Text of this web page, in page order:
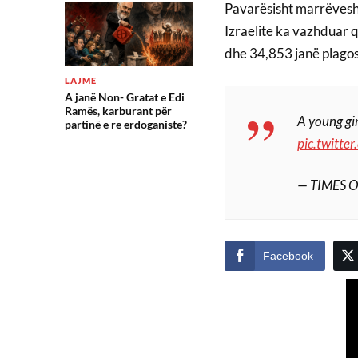
LAJME
A janë Non- Gratat e Edi
Ramës, karburant për
partinë e re erdoganiste?
Pavarësisht
Izraelite ka vazhduar
dhe 34,853 janë
A young
— TIMES
Facebook